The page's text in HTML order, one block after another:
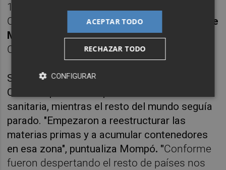
12.000 euros en viajes hacia Extremo
Oriente. Se ha quintuplicado", explica
Vicente
Mompó,
director del área internacional de
Cámara Valencia.
Según detalla, este contexto se inició cuando
China empezó a recuperarse de la crisis
sanitaria, mientras el resto del mundo seguía
parado. "Empezaron a reestructurar las
materias primas y a acumular contenedores
en esa zona", puntualiza Mompó. "Conforme
fueron despertando el resto de países nos
ACEPTAR TODO
RECHAZAR TODO
CONFIGURAR